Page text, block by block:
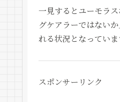
一見するとユーモラ
グケアラーではない
れる状況となっていま
スポンサーリンク